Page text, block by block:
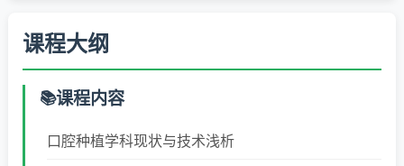
课程大纲
课程内容
口腔种植学科现状与技术浅析